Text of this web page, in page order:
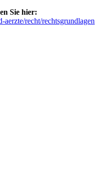
Sie hier:
recht/rechtsgrundlagen